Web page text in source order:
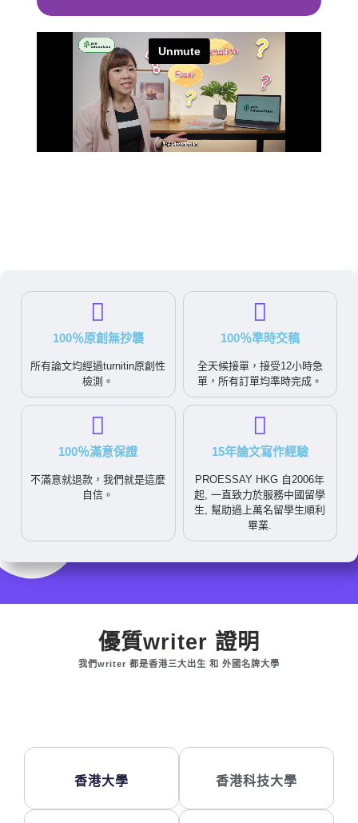
100％原創無抄襲
所有論文均經過turnitin原創性
檢測。
100％準時交稿
全天候接單，接受12小時急
單，所有訂單均準時完成。
100％滿意保證
不滿意就退款，我們就是這麼
自信。
15年論文寫作經驗
PROESSAY HKG 自2006年
起, 一直致力於服務中國留學
生, 幫助過上萬名留學生順利
畢業.
優質writer 證明
我們writer 都是香港三大出生 和 外國名牌大學
香港大學 香港科技大學